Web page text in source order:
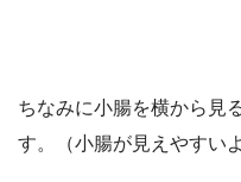
ちなみに小腸を横から見
す。（小腸が見えやすい